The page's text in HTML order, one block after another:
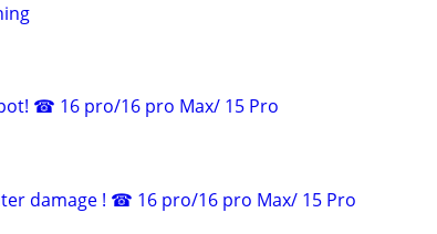
☎ 16 pro/16 pro Max/ 15 Pro
damage ! ☎ 16 pro/16 pro Max/ 15 Pro